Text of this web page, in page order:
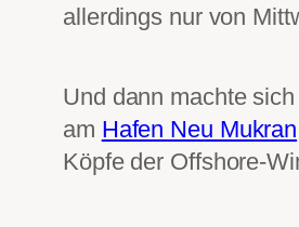
allerdings nur von
Und dann machte
am Hafen Neu Mukran
Köpfe der Offshore-